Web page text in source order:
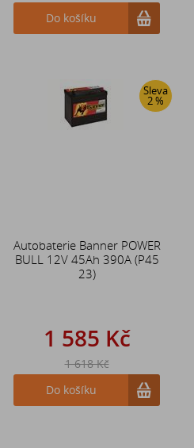
Do košíku
Sleva
2 %
Autobaterie Banner POWER
BULL 12V 45Ah 390A (P45
23)
1 585 Kč
1 618 Kč
Do košíku